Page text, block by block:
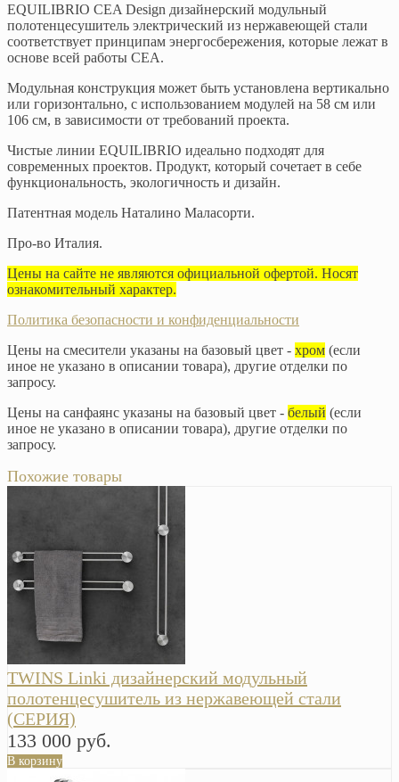
EQUILIBRIO CEA Design дизайнерский модульный
полотенцесушитель электрический из нержавеющей стали
соответствует принципам энергосбережения, которые лежат в
основе всей работы CEA.
Модульная конструкция может быть установлена вертикально
или горизонтально, с использованием модулей на 58 см или
106 см, в зависимости от требований проекта.
Чистые линии EQUILIBRIO идеально подходят для
современных проектов. Продукт, который сочетает в себе
функциональность, экологичность и дизайн.
Патентная модель Наталино Маласорти.
Про-во Италия.
Цены на сайте не являются официальной офертой. Носят
ознакомительный характер.
Политика безопасности и конфиденциальности
Цены на смесители указаны на базовый цвет - хром (если
иное не указано в описании товара), другие отделки по
запросу.
Цены на санфаянс указаны на базовый цвет - белый (если
иное не указано в описании товара), другие отделки по
запросу.
Похожие товары
TWINS Linki дизайнерский модульный
полотенцесушитель из нержавеющей стали
(СЕРИЯ)
133 000 руб.
В корзину